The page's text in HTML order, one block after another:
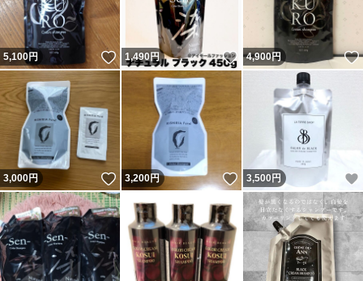
5,100円 いいね！
1,490円 いいね！
4,900円
3,000円 いいね！
3,200円 いいね！
3,500 円